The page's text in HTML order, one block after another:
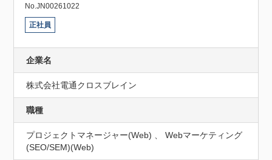
No.JN00261022
正社員
企業名
株式会社電通クロスブレイン
職種
プロジェクトマネージャー(Web) 、 Webマーケティング
(SEO/SEM)(Web)